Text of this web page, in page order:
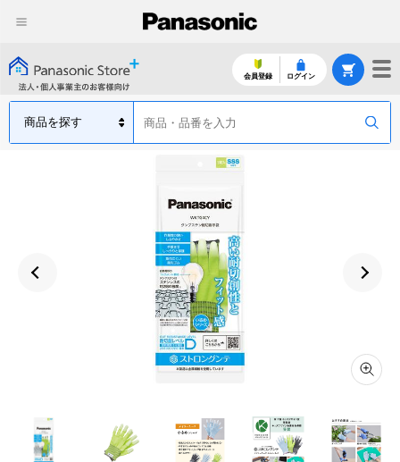
会員登録 ログイン